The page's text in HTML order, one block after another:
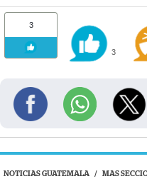
3
3
NOTICIAS GUATEMALA / MAS